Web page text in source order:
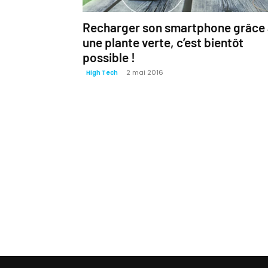
Recharger son smartphone grâce
une plante verte, c’est bientôt
possible !
High Tech 2 mai 2016